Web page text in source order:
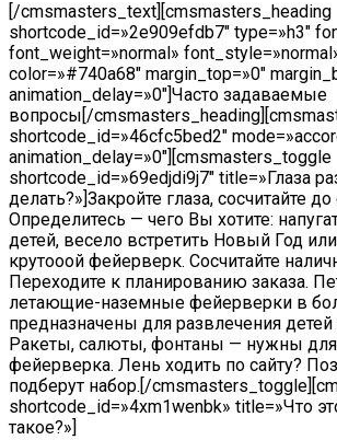
[/cmsmasters_text][cmsmasters_heading
shortcode_id=»2e909efdb7″ type=»h3″
font_weight=»normal»
color=»#740a68″ margin_top=»0″
animation_delay=»0″]Часто задаваемые
вопросы[/
shortcode_id=»46cfc5bed2″
animation_delay=»0″][cmsmasters_toggle
shortcode_id=»69edjdi9j7″ title=»Глаза
делать?»]Закройте глаза, сосчитайте
Определитесь — чего Вы хотите:
детей, весело встретить Новый Год или
крутооой фейерверк. Сосчитайте
Переходите к планированию заказа.
летающие-наземные фейерверки в
предназначены для развлечения
Ракеты, салюты, фонтаны — нужны
фейерверка. Лень ходить по сайту?
подберут набор.[/
shortcode_id=»4xm1wenbk» title=»Что
такое?»]